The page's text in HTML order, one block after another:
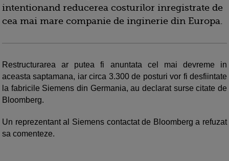
intentionand reducerea costurilor inregistrate de
cea mai mare companie de inginerie din Europa.
Restructurarea ar putea fi anuntata cel mai devreme in
aceasta saptamana, iar circa 3.300 de posturi vor fi desfiintate
la fabricile Siemens din Germania, au declarat surse citate de
Bloomberg.
Un reprezentant al Siemens contactat de Bloomberg a refuzat
sa comenteze.